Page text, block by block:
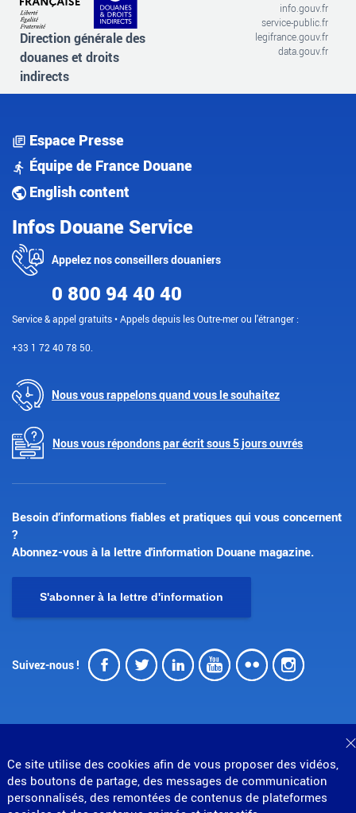
Ce site utilise des cookies afin de vous proposer des vidéos,
des boutons de partage, des messages de communication
personnalisés, des remontées de contenus de plateformes
Direction générale des
douanes et droits
indirects
info.gouv.fr
service-public.fr
legifrance.gouv.fr
data.gouv.fr
Espace Presse
Équipe de France Douane
English content
Infos Douane Service
Appelez nos conseillers douaniers
0 800 94 40 40
Service & appel gratuits • Appels depuis les Outre-mer ou l'étranger :
+33 1 72 40 78 50.
Nous vous rappelons quand vous le souhaitez
Nous vous répondons par écrit sous 5 jours ouvrés
Besoin d’informations fiables et pratiques qui vous concernent
?
Abonnez-vous à la lettre d'information Douane magazine.
S'abonner à la lettre d'information
Suivez-nous ! Facebook
Twitter
LinkedIn
Youtube
Flickr
© Direction générale des douanes et droits indirects
MENU
Mentions légales
Données personnelles